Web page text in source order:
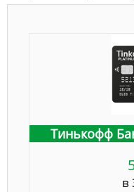
Тинькофф
в